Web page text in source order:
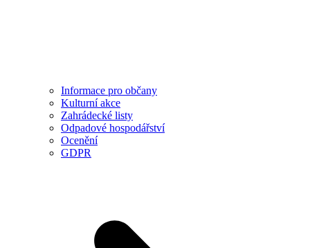
Informace pro občany
Kulturní akce
Zahrádecké listy
Odpadové hospodářství
Ocenění
GDPR